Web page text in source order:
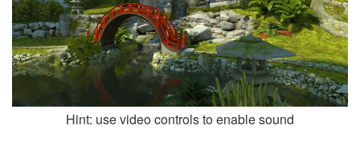
Hint: use video controls to enable sound